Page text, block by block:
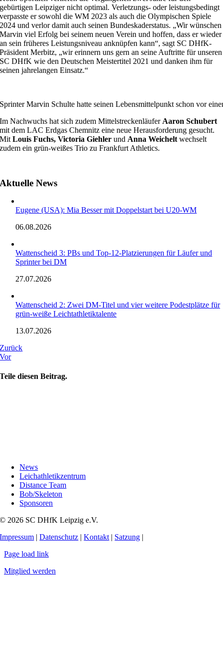
gebürtigen Leipziger nicht optimal. Verletzungs- oder leistungsbedingt
verpasste er sowohl die WM 2023 als auch die Olympischen Spiele
2024 und verlor damit auch seinen Bundeskaderstatus. „Wir wünschen
Marvin viel Erfolg bei seinem neuen Verein und hoffen, dass er wieder
an sein früheres Leistungsniveau anknüpfen kann“, sagt SC DHfK-
Präsident Merbitz, „wir erinnern uns gern an seine Auftritte für unseren
SC DHfK wie den Deutschen Meistertitel 2021 und danken ihm für
seinen jahrelangen Einsatz.“
Sprinter Marvin Schulte hatte seinen Lebensmittelpunkt schon vor
Im Nachwuchs hat sich zudem Mittelstreckenläufer Aaron Schubert
mit dem LAC Erdgas Chemnitz eine neue Herausforderung gesucht.
MitLouis Fuchs, Victoria Giehler und Anna Weichelt wechselt
zudem ein grün-weißes Trio zu Frankfurt Athletics.
Aktuelle News
Eugene (USA): Mia Besser mit Doppelstart bei U20-WM
06.08.2026
Wattenscheid 3: PBs und Top-12-Platzierungen für Läufer und
Sprinter bei DM
27.07.2026
Wattenscheid 2: Zwei DM-Titel und vier weitere Podestplätze für
grün-weiße Leichtathletiktalente
13.07.2026
Zurück
Vor
Teile diesen Beitrag.
News
Leichathletikzentrum
Distance Team
Bob/Skeleton
Sponsoren
© 2026 SC DHfK Leipzig e.V.
Impressum |Datenschutz |Kontakt | Satzung |
Page load link
Mitglied werden